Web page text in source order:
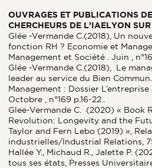
OUVRAGES ET PUBLICATIONS
CHERCHEURS DE L’IAELYON
Glée -Vermande C.(2018), Un
fonction RH ? Economie et
Management et Société . Juin ,
Glée -Vermande C.(2018), Le
leader au service du Bien
Management : Dossier L’entreprise
Octobre , n°169 p.16-22..
Glee-Vermande C. (2020) « Book
Revolution: Longevity and the
Taylor and Fern Lebo (2019) »,
industrielles/Industrial Relations,
Hallée Y., Michaud R., Jalette P.
tous ses états, Presses